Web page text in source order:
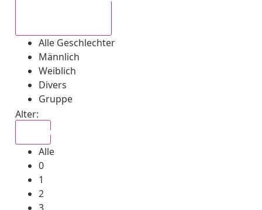
Alle Geschlechter
Männlich
Weiblich
Divers
Gruppe
Alter:
Alle
0
1
2